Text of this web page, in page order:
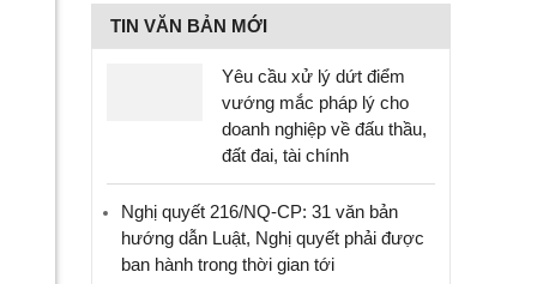
TIN VĂN BẢN MỚI
Yêu cầu xử lý dứt điểm
vướng mắc pháp lý cho
doanh nghiệp về đấu thầu,
đất đai, tài chính
Nghị quyết 216/NQ-CP: 31 văn bản
hướng dẫn Luật, Nghị quyết phải được
ban hành trong thời gian tới